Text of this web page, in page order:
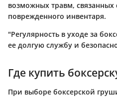
возможных травм, связанных
поврежденного инвентаря.
"Регулярность в уходе за
ее долгую службу и
Где купить
При выборе боксерской